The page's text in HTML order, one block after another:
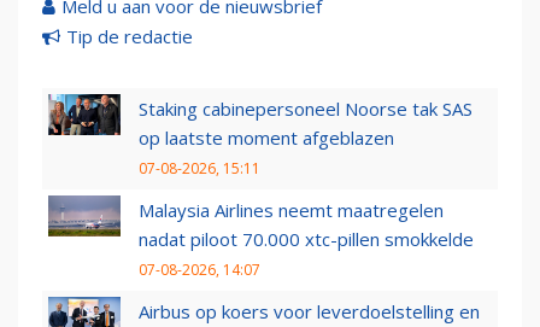
Meld u aan voor de nieuwsbrief
Tip de redactie
Staking cabinepersoneel Noorse tak SAS
op laatste moment afgeblazen
07-08-2026, 15:11
Malaysia Airlines neemt maatregelen
nadat piloot 70.000 xtc-pillen smokkelde
07-08-2026, 14:07
Airbus op koers voor leverdoelstelling en